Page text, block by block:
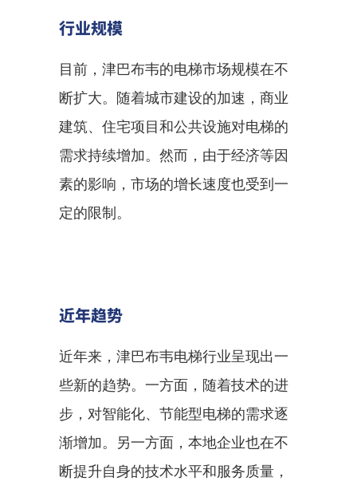
行业规模
目前，津巴布韦的电梯市场规模在不
断扩大。随着城市建设的加速，商业
建筑、住宅项目和公共设施对电梯的
需求持续增加。然而，由于经济等因
素的影响，市场的增长速度也受到一
定的限制。
近年趋势
近年来，津巴布韦电梯行业呈现出一
些新的趋势。一方面，随着技术的进
步，对智能化、节能型电梯的需求逐
渐增加。另一方面，本地企业也在不
断提升自身的技术水平和服务质量，